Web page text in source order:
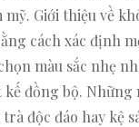
mỹ. Giới thiệu về
cách xác định
màu sắc nhẹ
đồng bộ. Những
độc đáo hay kệ